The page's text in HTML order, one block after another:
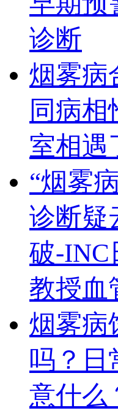
诊断
烟雾病
同病相
室相
“烟雾
诊断疑
破-INC
教授血
烟雾病
吗？日
意什么